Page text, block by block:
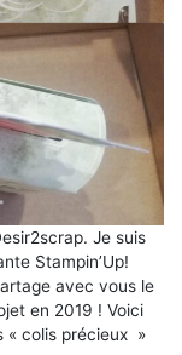
Je suis
Stampin’Up!
avec vous le
en 2019 ! Voici
« colis précieux »